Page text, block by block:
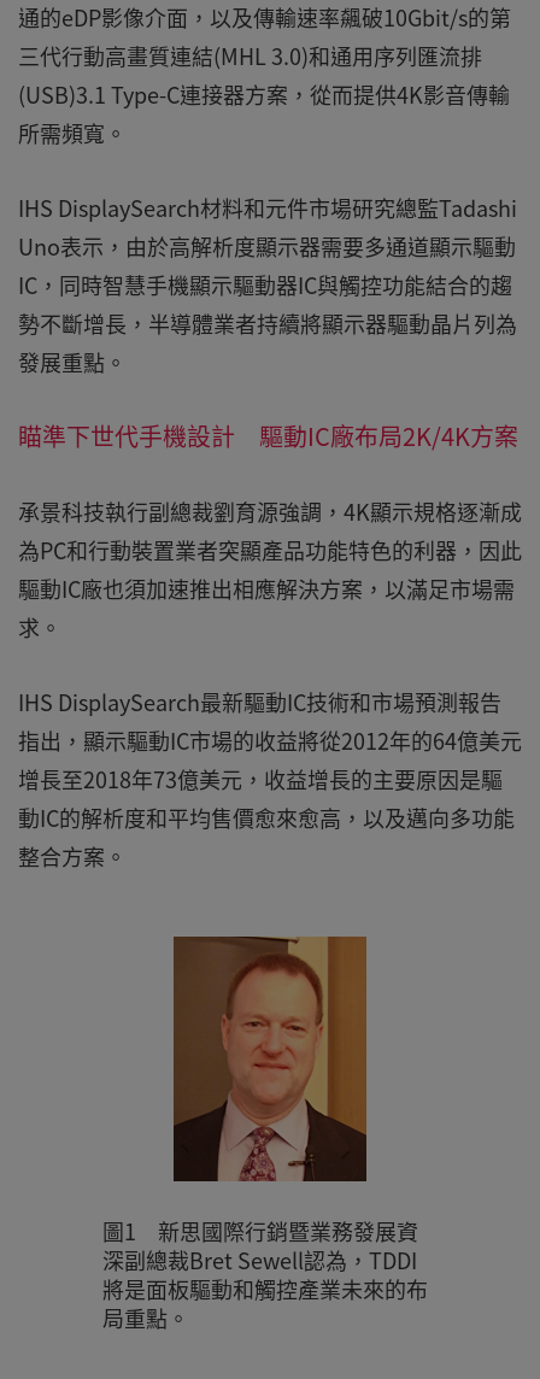
通的eDP影像介面，以及傳輸速率飆破10Gbit/s的第
三代行動高畫質連結(MHL 3.0)和通用序列匯流排
(USB)3.1 Type-C連接器方案，從而提供4K影音傳輸
所需頻寬。
IHS DisplaySearch材料和元件市場研究總監Tadashi
Uno表示，由於高解析度顯示器需要多通道顯示驅動
IC，同時智慧手機顯示驅動器IC與觸控功能結合的趨
勢不斷增長，半導體業者持續將顯示器驅動晶片列為
發展重點。
瞄準下世代手機設計 驅動IC廠布局2K/4K方案
承景科技執行副總裁劉育源強調，4K顯示規格逐漸成
為PC和行動裝置業者突顯產品功能特色的利器，因此
驅動IC廠也須加速推出相應解決方案，以滿足市場需
求。
IHS DisplaySearch最新驅動IC技術和市場預測報告
指出，顯示驅動IC市場的收益將從2012年的64億美元
增長至2018年73億美元，收益增長的主要原因是驅
動IC的解析度和平均售價愈來愈高，以及邁向多功能
整合方案。
圖1 新思國際行銷暨業務發展資
深副總裁Bret Sewell認為，TDDI
將是面板驅動和觸控產業未來的布
局重點。